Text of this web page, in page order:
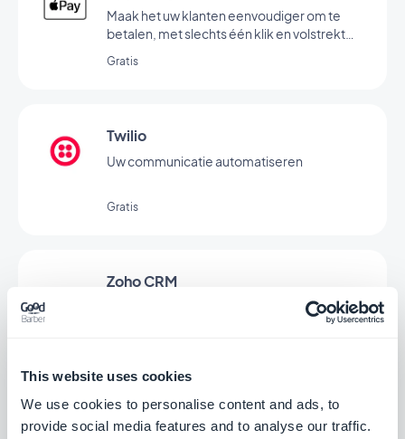
This website uses cookies
We use cookies to personalise content and ads, to
provide social media features and to analyse our traffic.
Maak het uw klanten eenvoudiger om te
betalen, met slechts één klik en volstrekt
Gratis
Twilio
Uw communicatie automatiseren
Gratis
Zoho CRM
Loyalty program